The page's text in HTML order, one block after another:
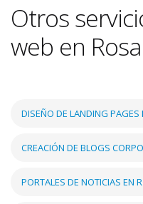
Otros
web en
DISEÑO DE LANDING PAGES
CREACIÓN DE BLOGS
PORTALES DE NOTICIAS EN